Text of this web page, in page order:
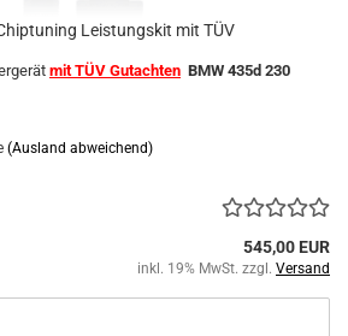
Leistungskit mit TÜV
mit TÜV Gutachten BMW 435d 230
(Ausland abweichend)
545,00 EUR
inkl. 19% MwSt. zzgl. Versand